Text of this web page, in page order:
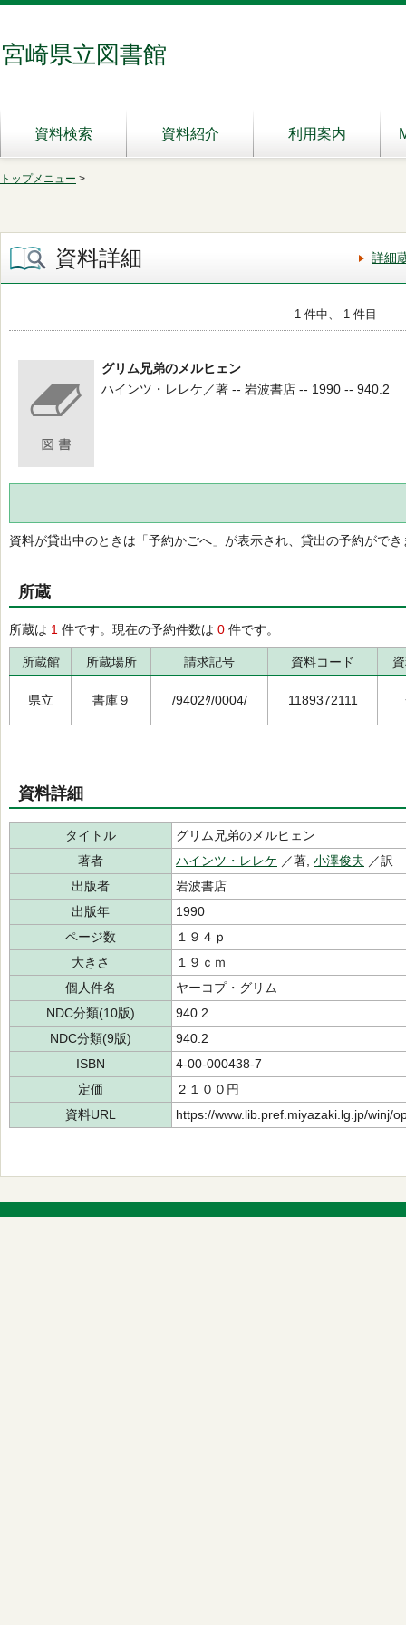
宮崎県立図書館
資料検索 資料紹介 利用案内
トップメニュー >
資料詳細 詳細
1 件中、 1 件目
グリム兄弟のメルヒェン
ハインツ・レレケ／著 -- 岩波書店 -- 1990 -- 940.2
資料が貸出中のときは「予約かごへ」が表示され、貸出の予約ができ
所蔵
所蔵は 1 件です。現在の予約件数は 0 件です。
所蔵館 所蔵場所 請求記号 資料コード
県立 書庫９ /9402ｸ/0004/ 1189372111
資料詳細
タイトル
グリム兄弟のメルヒェン
著者
ハインツ・レレケ ／著, 小澤俊夫 ／訳
出版者
岩波書店
出版年
1990
ページ数
１９４ｐ
大きさ
１９ｃｍ
個人件名
ヤーコプ・グリム
NDC分類(10版)
940.2
NDC分類(9版)
940.2
ISBN
4-00-000438-7
定価
２１００円
資料URL
https://www.lib.pref.miyazaki.lg.jp/winj/